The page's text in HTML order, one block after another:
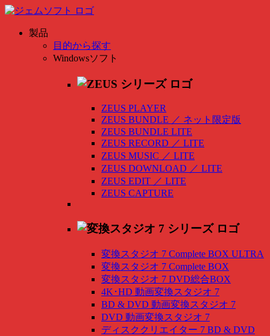
製品
目的から探す
Windowsソフト
ZEUS PLAYER
ZEUS BUNDLE ／ ネット限定版
ZEUS BUNDLE LITE
ZEUS RECORD ／ LITE
ZEUS MUSIC ／ LITE
ZEUS DOWNLOAD ／ LITE
ZEUS EDIT ／ LITE
ZEUS CAPTURE
変換スタジオ 7 Complete BOX ULTRA
変換スタジオ 7 Complete BOX
変換スタジオ 7 DVD総合BOX
4K･HD 動画変換スタジオ 7
BD & DVD 動画変換スタジオ 7
DVD 動画変換スタジオ 7
ディスククリエイター 7 BD & DVD